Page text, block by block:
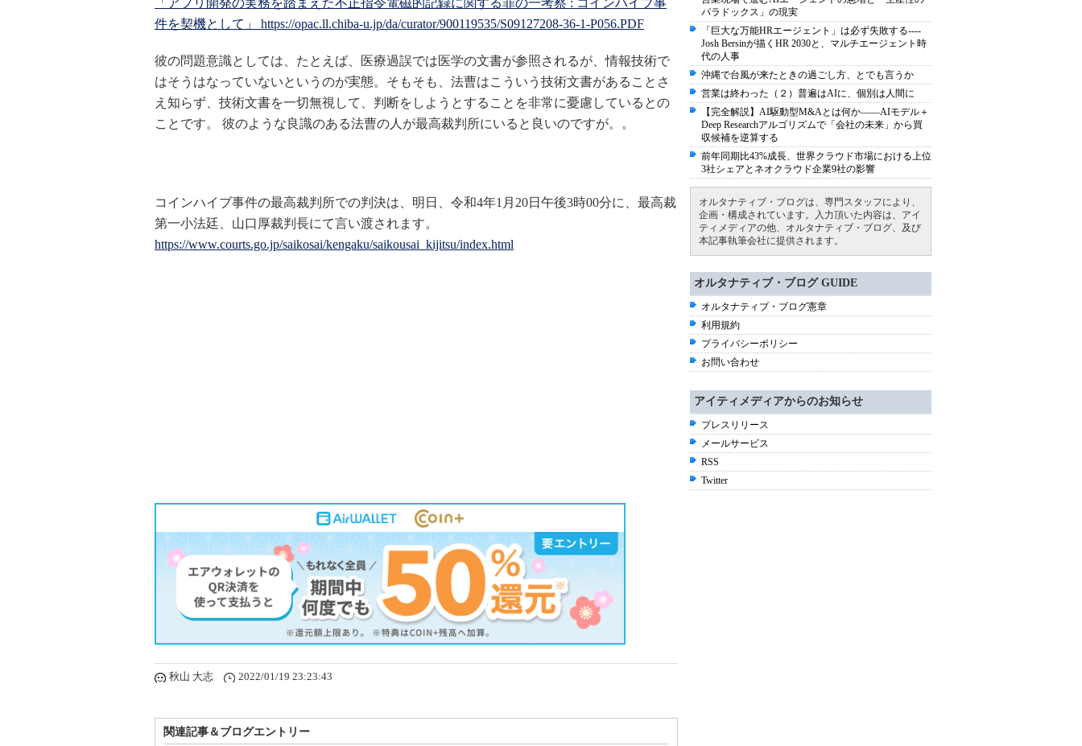
「アプリ開発の実務を踏まえた不正指令電磁的記録に関する罪の一考察 : コインハイブ事
件を契機として」 https://opac.ll.chiba-u.jp/da/curator/900119535/S09127208-36-1-P056.PDF
彼の問題意識としては、たとえば、医療過誤では医学の文書が参照されるが、情報技術で
はそうはなっていないというのが実態。そもそも、法曹はこういう技術文書があることさ
え知らず、技術文書を一切無視して、判断をしようとすることを非常に憂慮しているとの
ことです。 彼のような良識のある法曹の人が最高裁判所にいると良いのですが。。
コインハイブ事件の最高裁判所での判決は、明日、 令和4年1月20日 午後3時00分に、最高裁
第一小法廷、山口厚裁判長にて言い渡されます。
https://www.courts.go.jp/saikosai/kengaku/saikousai_kijitsu/index.html
秋山 大志 2022/01/19 23:23:43
関連記事＆ブログエントリー
パラドックス」の現実
「巨大な万能HRエージェント」は必ず失敗する----
Josh Bersinが描くHR 2030と、マルチエージェント時
代の人事
沖縄で台風が来たときの過ごし方、とでも言うか
営業は終わった（２）普遍はAIに、個別は人間に
【完全解説】AI駆動型M&Aとは何か――AIモデル＋
Deep Researchアルゴリズムで「会社の未来」から買
収候補を逆算する
前年同期比43%成長、世界クラウド市場における上位
3社シェアとネオクラウド企業9社の影響
オルタナティブ・ブログは、専門スタッフにより、
企画・構成されています。入力頂いた内容は、アイ
ティメディアの他、オルタナティブ・ブログ、及び
本記事執筆会社に提供されます。
オルタナティブ・ブログ GUIDE
オルタナティブ・ブログ憲章
利用規約
プライバシーポリシー
お問い合わせ
アイティメディアからのお知らせ
プレスリリース
メールサービス
RSS
Twitter